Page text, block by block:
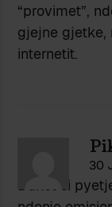
“provimet”,
gjejne gjetke,
internetit.
30
Duket si